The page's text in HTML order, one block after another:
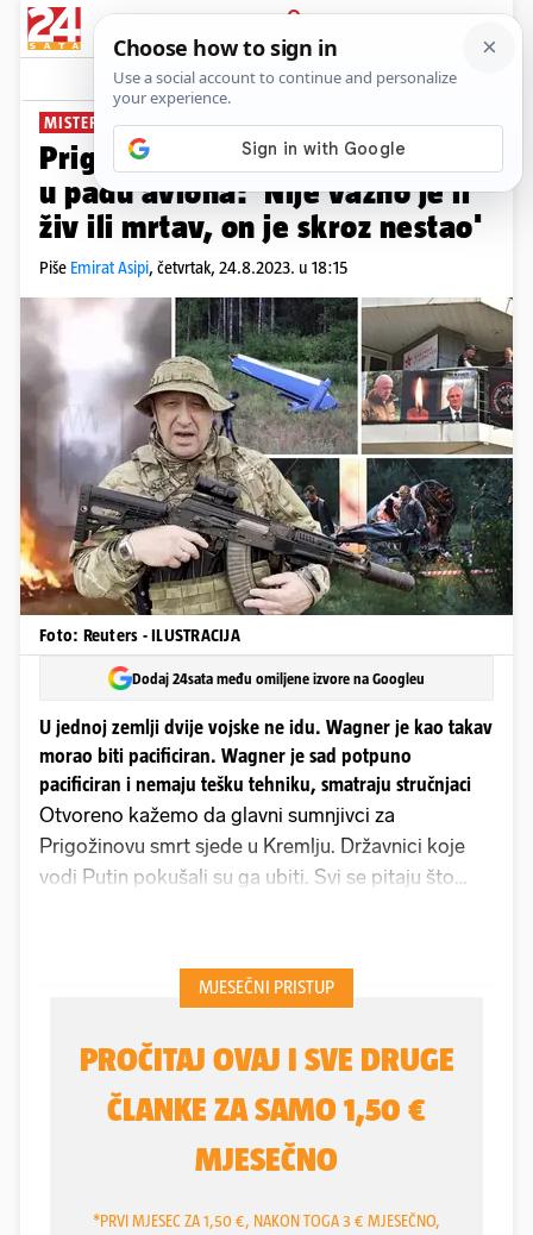
PRIJAVA
News Komentari
MISTERIOZNA SMRT U RUSIJI PLUS+
Prigožin je već jednom poginuo
u padu aviona: 'Nije važno je li
živ ili mrtav, on je skroz nestao'
Piše Emirat Asipi, četvrtak, 24.8.2023. u 18:15
Foto: Reuters - ILUSTRACIJA
Dodaj 24sata među omiljene izvore na Googleu
U jednoj zemlji dvije vojske ne idu. Wagner je kao takav
morao biti pacificiran. Wagner je sad potpuno
pacificiran i nemaju tešku tehniku, smatraju stručnjaci
Otvoreno kažemo da glavni sumnjivci za
Prigožinovu smrt sjede u Kremlju. Državnici koje
vodi Putin pokušali su ga ubiti. Svi se pitaju što
Organizirat ćemo drugi marš na Moskvu!, govore
to tri maskirana muškarca na Telegram kanalu
Kremlju zbog smrti njihova vođe.